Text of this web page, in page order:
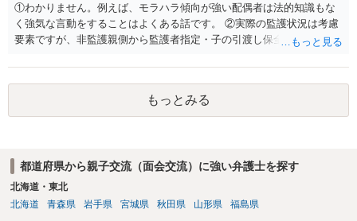
①わかりません。例えば、モラハラ傾向が強い配偶者は法的知識もな
く強気な言動をすることはよくある話です。 ②実際の監護状況は考慮
要素ですが、非監護親側から監護者指定・子の引渡し保全処分が申し
すべきでないというのが実務の考え方ではないかと思います。 ③あな
たが主たる監護者なのであれば監護者指定等の審判が認められる可能
性はあるでしょう。ただ、本案の前に保全処分（仮処分）を先行して
出すことには慎重になる（本案と同時に判断する）事案もあります。
もっとみる
都道府県から親子交流（面会交流）に強い弁護士を探す
北海道・東北
北海道
青森県 岩手県 宮城県 秋田県 山形県 福島県